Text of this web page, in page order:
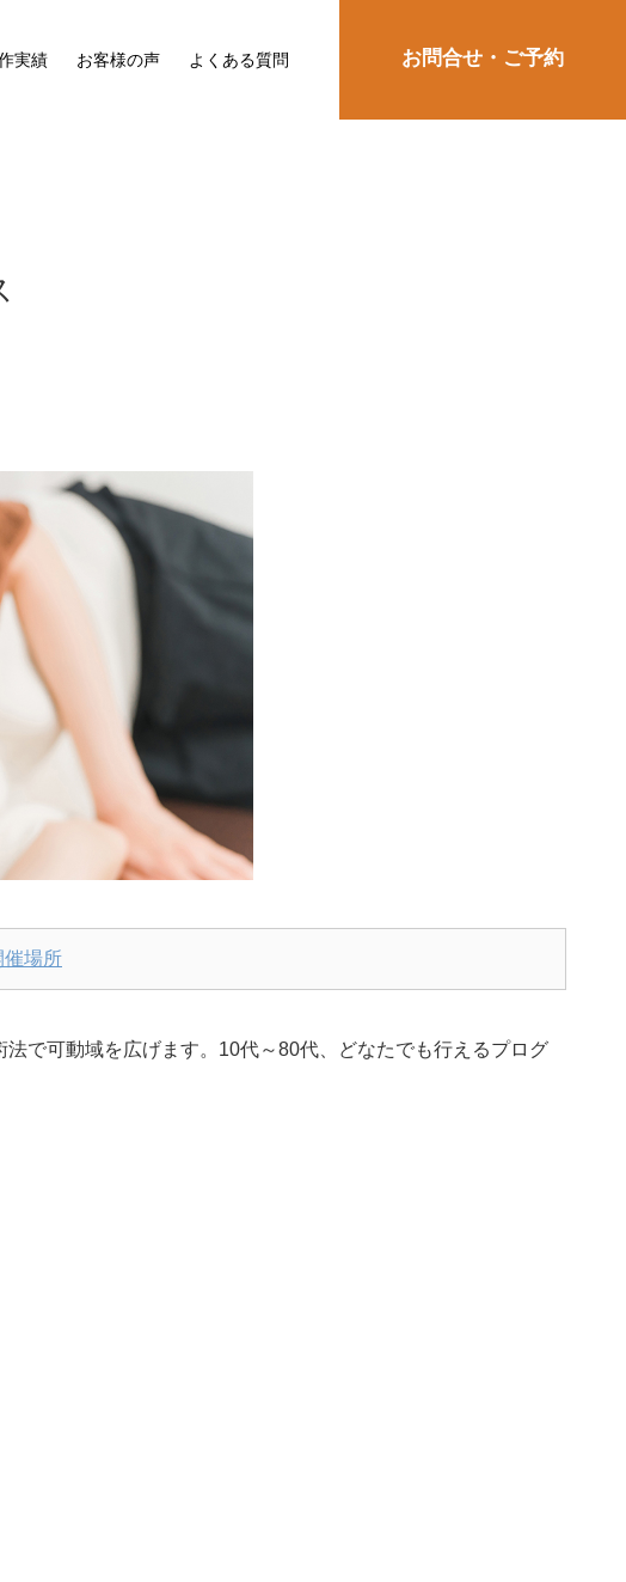
実績 お客様の声 よくある質問 お問合せ・ご予約
催場所
で可動域を広げます。10代～80代、どなたでも行えるプログ